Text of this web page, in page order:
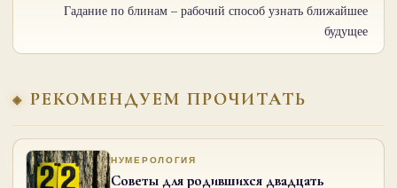
Гадание по блинам – рабочий способ узнать ближайшее
будущее
РЕКОМЕНДУЕМ ПРОЧИТАТЬ
НУМЕРОЛОГИЯ
Советы для родившихся двадцать